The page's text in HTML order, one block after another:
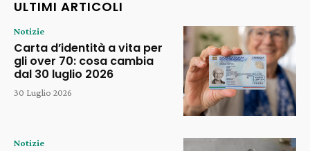
ULTIMI ARTICOLI
Notizie
Carta d’identità a vita per
gli over 70: cosa cambia
dal 30 luglio 2026
30 Luglio 2026
Notizie